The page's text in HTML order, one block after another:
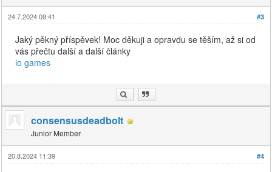
#3
24.7.2024 09:41
Jaký pěkný příspěvek! Moc děkuji a opravdu se těším, až si od
vás přečtu další a další články
io games
consensusdeadbolt
Junior Member
#4
20.8.2024 11:39